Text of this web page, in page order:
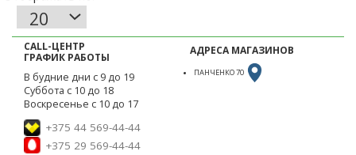
CALL-ЦЕНТР
ГРАФИК РАБОТЫ
В будние дни с 9 до 19
Суббота с 10 до 18
Воскресенье с 10 до 17
+375 44 569-44-44
+375 29 569-44-44
АДРЕСА МАГАЗИНОВ
ПАНЧЕНКО 70